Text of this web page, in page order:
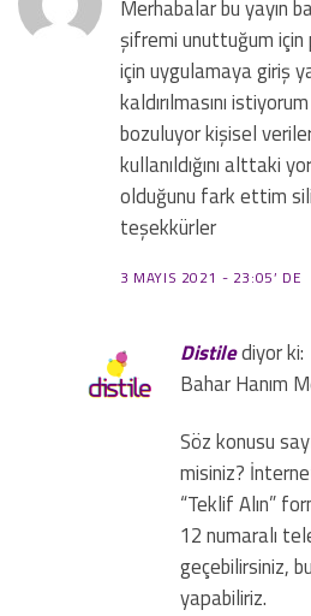
Merhabalar bu yayın
şifremi unuttuğum için
için uygulamaya giriş
kaldırılmasını
bozuluyor kişisel
kullanıldığını alttaki
olduğunu fark ettim
teşekkürler
3 MAYIS 2021 - 23:05’ DE
Distilediyor ki:
Bahar Hanım
Söz konusu
misiniz?
“Teklif Alın”
12 numaralı
geçebilirsiniz,
yapabiliriz.